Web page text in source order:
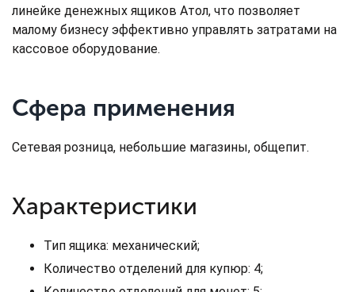
линейке денежных ящиков Атол, что позволяет
малому бизнесу эффективно управлять затратами на
кассовое оборудование.
Сфера применения
Сетевая розница, небольшие магазины, общепит.
Характеристики
Тип ящика: механический;
Количество отделений для купюр: 4;